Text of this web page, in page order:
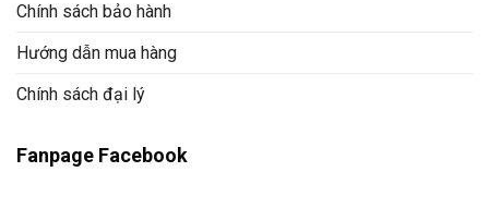
Chính sách bảo hành
Hướng dẫn mua hàng
Chính sách đại lý
Fanpage Facebook